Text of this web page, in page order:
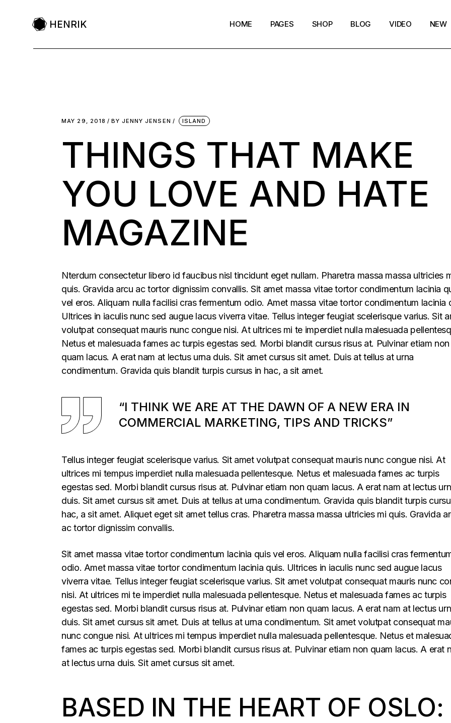
HENRIK HOME
Compact Posts
Magazine Grid
Arts & Book Magazine
Horizontal Slider Posts
Landing
PAGES
Blog Archive
Get in Touch
FAQ Page
SHOP BLOG VIDEO NEW
MAY 29, 2018 BY JENNY JENSEN ISLAND
THINGS THAT MAKE
YOU LOVE AND HATE
MAGAZINE
Nterdum consectetur libero id faucibus nisl tincidunt eget nullam. Pharetra massa massa ultricies
quis. Gravida arcu ac tortor dignissim convallis. Sit amet massa vitae tortor condimentum lacinia
vel eros. Aliquam nulla facilisi cras fermentum odio. Amet massa vitae tortor condimentum lacinia
Ultrices in iaculis nunc sed augue lacus viverra vitae. Tellus integer feugiat scelerisque varius. Sit
volutpat consequat mauris nunc congue nisi. At ultrices mi te imperdiet nulla malesuada
Netus et malesuada fames ac turpis egestas sed. Morbi blandit cursus risus at. Pulvinar etiam non
quam lacus. A erat nam at lectus urna duis. Sit amet cursus sit amet. Duis at tellus at urna
condimentum. Gravida quis blandit turpis cursus in hac, a sit amet.
“I THINK WE ARE AT THE DAWN OF A NEW ERA IN
COMMERCIAL MARKETING, TIPS AND TRICKS”
Tellus integer feugiat scelerisque varius. Sit amet volutpat consequat mauris nunc congue nisi. At
ultrices mi tempus imperdiet nulla malesuada pellentesque. Netus et malesuada fames ac turpis
egestas sed. Morbi blandit cursus risus at. Pulvinar etiam non quam lacus. A erat nam at lectus
duis. Sit amet cursus sit amet. Duis at tellus at urna condimentum. Gravida quis blandit turpis
hac, a sit amet. Aliquet eget sit amet tellus cras. Pharetra massa massa ultricies mi quis. Gravida
ac tortor dignissim convallis.
Sit amet massa vitae tortor condimentum lacinia quis vel eros. Aliquam nulla facilisi cras
odio. Amet massa vitae tortor condimentum lacinia quis. Ultrices in iaculis nunc sed augue lacus
viverra vitae. Tellus integer feugiat scelerisque varius. Sit amet volutpat consequat mauris nunc
nisi. At ultrices mi te imperdiet nulla malesuada pellentesque. Netus et malesuada fames ac turpis
egestas sed. Morbi blandit cursus risus at. Pulvinar etiam non quam lacus. A erat nam at lectus
duis. Sit amet cursus sit amet. Duis at tellus at urna condimentum. Sit amet volutpat consequat
nunc congue nisi. At ultrices mi tempus imperdiet nulla malesuada pellentesque. Netus et
fames ac turpis egestas sed. Morbi blandit cursus risus at. Pulvinar etiam non quam lacus. A erat
at lectus urna duis. Sit amet cursus sit amet.
BASED IN THE HEART OF OSLO: